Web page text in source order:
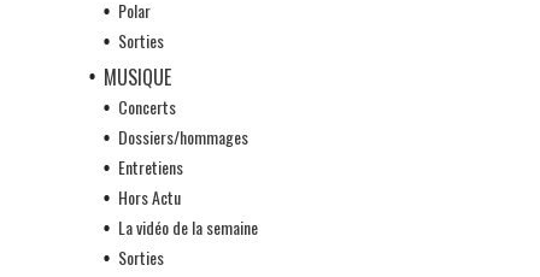
Polar
Sorties
MUSIQUE
Concerts
Dossiers/hommages
Entretiens
Hors Actu
La vidéo de la semaine
Sorties